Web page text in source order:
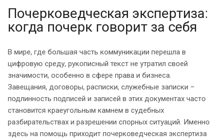
Почерковедческая экспертиза:
когда почерк говорит за себя
В мире, где большая часть коммуникации перешла в
цифровую среду, рукописный текст не утратил своей
значимости, особенно в сфере права и бизнеса.
Завещания, договоры, расписки, служебные записки –
подлинность подписей и записей в этих документах часто
становится краеугольным камнем в судебных
разбирательствах и разрешении спорных ситуаций. Именно
здесь на помощь приходит почерковедческая экспертиза